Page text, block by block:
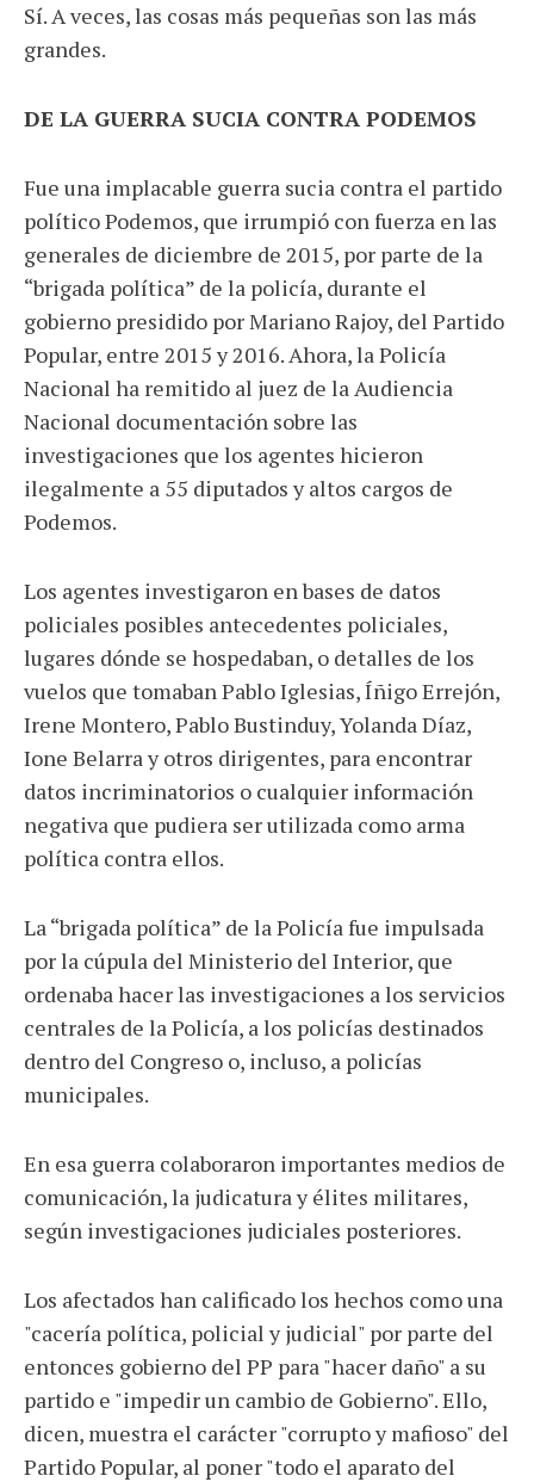
Sí. A veces, las cosas más pequeñas son las más
grandes.
DE LA GUERRA SUCIA CONTRA PODEMOS
Fue una implacable guerra sucia contra el partido
político Podemos, que irrumpió con fuerza en las
generales de diciembre de 2015, por parte de la
“brigada política” de la policía, durante el
gobierno presidido por Mariano Rajoy, del Partido
Popular, entre 2015 y 2016. Ahora, la Policía
Nacional ha remitido al juez de la Audiencia
Nacional documentación sobre las
investigaciones que los agentes hicieron
ilegalmente a 55 diputados y altos cargos de
Podemos.
Los agentes investigaron en bases de datos
policiales posibles antecedentes policiales,
lugares dónde se hospedaban, o detalles de los
vuelos que tomaban Pablo Iglesias, Íñigo Errejón,
Irene Montero, Pablo Bustinduy, Yolanda Díaz,
Ione Belarra y otros dirigentes, para encontrar
datos incriminatorios o cualquier información
negativa que pudiera ser utilizada como arma
política contra ellos.
La “brigada política” de la Policía fue impulsada
por la cúpula del Ministerio del Interior, que
ordenaba hacer las investigaciones a los servicios
centrales de la Policía, a los policías destinados
dentro del Congreso o, incluso, a policías
municipales.
En esa guerra colaboraron importantes medios de
comunicación, la judicatura y élites militares,
según investigaciones judiciales posteriores.
Los afectados han calificado los hechos como una
"cacería política, policial y judicial" por parte del
entonces gobierno del PP para "hacer daño" a su
partido e "impedir un cambio de Gobierno". Ello,
dicen, muestra el carácter "corrupto y mafioso" del
Partido Popular, al poner "todo el aparato del